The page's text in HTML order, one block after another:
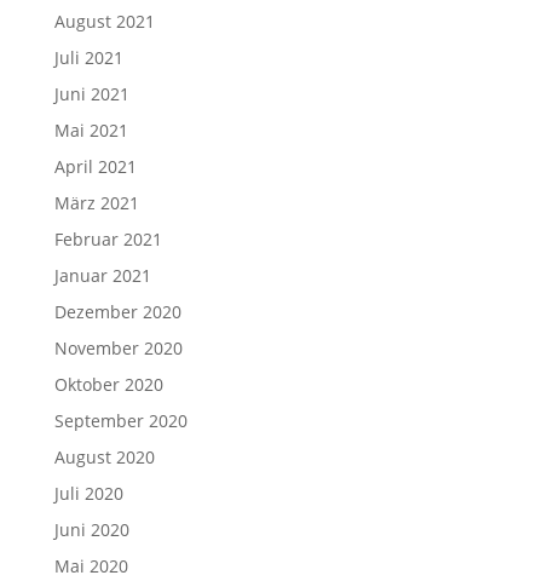
August 2021
Juli 2021
Juni 2021
Mai 2021
April 2021
März 2021
Februar 2021
Januar 2021
Dezember 2020
November 2020
Oktober 2020
September 2020
August 2020
Juli 2020
Juni 2020
Mai 2020